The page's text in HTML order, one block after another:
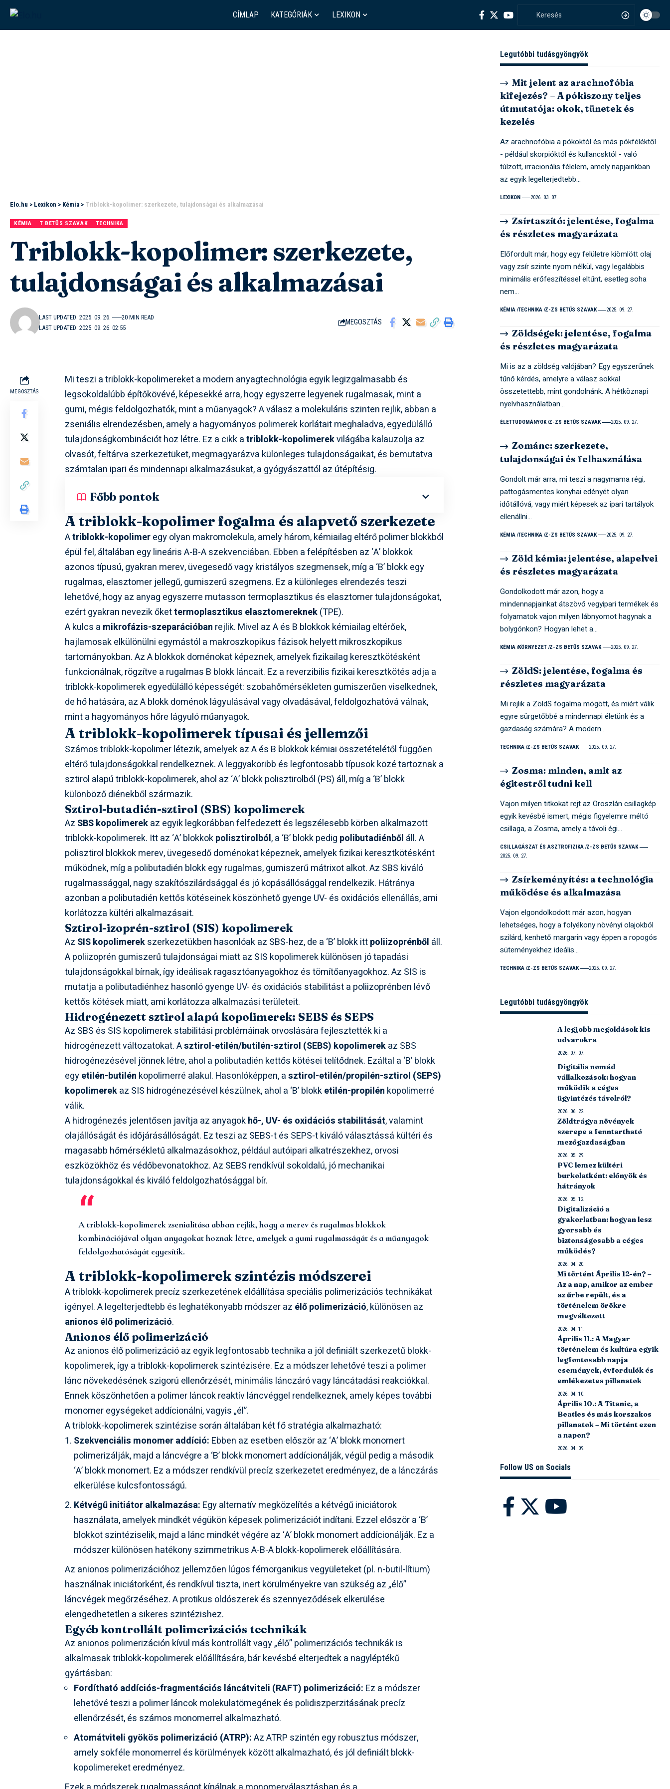
CÍMLAP KATEGÓRIÁK LEXIKON
Elo.hu > Lexikon > Kémia > Triblokk-kopolimer: szerkezete, tulajdonságai és alkalmazásai
KÉMIA T BETŰS SZAVAK TECHNIKA
Triblokk-kopolimer: szerkezete,
tulajdonságai és alkalmazásai
LAST UPDATED: 2025. 09. 26. 02:55
LAST UPDATED: 2025. 09. 26. 20 MIN READ
MEGOSZTÁS
MEGOSZTÁS
Mi teszi a triblokk-kopolimereket a modern anyagtechnológia egyik legizgalmasabb és
legsokoldalúbb építőkövévé, képesekké arra, hogy egyszerre legyenek rugalmasak, mint a
gumi, mégis feldolgozhatók, mint a műanyagok? A válasz a molekuláris szinten rejlik, abban a
zseniális elrendezésben, amely a hagyományos polimerek korlátait meghaladva, egyedülálló
tulajdonságkombinációt hoz létre. Ez a cikk atriblokk-kopolimerekvilágába kalauzolja az
olvasót, feltárva szerkezetüket, megmagyarázva különleges tulajdonságaikat, és bemutatva
számtalan ipari és mindennapi alkalmazásukat, a gyógyászattól az útépítésig.
Főbb pontok
A triblokk-kopolimer fogalma és alapvető szerkezete
Atriblokk-kopolimeregy olyan makromolekula, amely három, kémiailag eltérő polimer blokkból
épül fel, általában egy lineáris A-B-A szekvenciában. Ebben a felépítésben az ‘A’ blokkok
azonos típusú, gyakran merev, üvegesedő vagy kristályos szegmensek, míg a ‘B’ blokk egy
rugalmas, elasztomer jellegű, gumiszerű szegmens. Ez a különleges elrendezés teszi
lehetővé, hogy az anyag egyszerre mutasson termoplasztikus és elasztomer tulajdonságokat,
ezért gyakran nevezik őkettermoplasztikus elasztomereknek(TPE).
A kulcs a mikrofázis-szeparációban rejlik. Mivel az A és B blokkok kémiailag eltérőek,
hajlamosak elkülönülni egymástól a makroszkopikus fázisok helyett mikroszkopikus
tartományokban. Az A blokkok doménokat képeznek, amelyek fizikailag keresztkötésként
funkcionálnak, rögzítve a rugalmas B blokk láncait. Ez a reverzibilis fizikai keresztkötés adja a
triblokk-kopolimerek egyedülálló képességét: szobahőmérsékleten gumiszerűen viselkednek,
de hő hatására, az A blokk doménok lágyulásával vagy olvadásával, feldolgozhatóvá válnak,
mint a hagyományos hőre lágyuló műanyagok.
A triblokk-kopolimerek típusai és jellemzői
Számos triblokk-kopolimer létezik, amelyek az A és B blokkok kémiai összetételétől függően
eltérő tulajdonságokkal rendelkeznek. A leggyakoribb és legfontosabb típusok közé tartoznak a
sztirol alapú triblokk-kopolimerek, ahol az ‘A’ blokk polisztirolból (PS) áll, míg a ‘B’ blokk
különböző diénekből származik.
Sztirol-butadién-sztirol (SBS) kopolimerek
Az SBS kopolimerekaz egyik legkorábban felfedezett és legszélesebb körben alkalmazott
triblokk-kopolimerek. Itt az ‘A’ blokkokpolisztirolból, a ‘B’ blokk pedig polibutadiénből áll. A
polisztirol blokkok merev, üvegesedő doménokat képeznek, amelyek fizikai keresztkötésként
működnek, míg a polibutadién blokk egy rugalmas, gumiszerű mátrixot alkot. Az SBS kiváló
rugalmassággal, nagy szakítószilárdsággal és jó kopásállósággal rendelkezik. Hátránya
azonban a polibutadién kettős kötéseinek köszönhető gyenge UV- és oxidációs ellenállás, ami
korlátozza kültéri alkalmazásait.
Sztirol-izoprén-sztirol (SIS) kopolimerek
Az SIS kopolimerekszerkezetükben hasonlóak az SBS-hez, de a ‘B’ blokk ittpoliizoprénből áll.
A poliizoprén gumiszerű tulajdonságai miatt az SIS kopolimerek különösen jó tapadási
tulajdonságokkal bírnak, így ideálisak ragasztóanyagokhoz és tömítőanyagokhoz. Az SIS is
mutatja a polibutadiénhez hasonló gyenge UV- és oxidációs stabilitást a poliizoprénben lévő
kettős kötések miatt, ami korlátozza alkalmazási területeit.
Hidrogénezett sztirol alapú kopolimerek: SEBS és SEPS
Az SBS és SIS kopolimerek stabilitási problémáinak orvoslására fejlesztették ki a
hidrogénezett változatokat. Asztirol-etilén/butilén-sztirol (SEBS) kopolimerekaz SBS
hidrogénezésével jönnek létre, ahol a polibutadién kettős kötései telítődnek. Ezáltal a ‘B’ blokk
egyetilén-butilén kopolimerré alakul. Hasonlóképpen, asztirol-etilén/propilén-sztirol (SEPS)
kopolimerekaz SIS hidrogénezésével készülnek, ahol a ‘B’ blokketilén-propilén kopolimerré
válik.
A hidrogénezés jelentősen javítja az anyagokhő-, UV- és oxidációs stabilitását, valamint
olajállóságát és időjárásállóságát. Ez teszi az SEBS-t és SEPS-t kiváló választássá kültéri és
magasabb hőmérsékletű alkalmazásokhoz, például autóipari alkatrészekhez, orvosi
eszközökhöz és védőbevonatokhoz. Az SEBS rendkívül sokoldalú, jó mechanikai
tulajdonságokkal és kiváló feldolgozhatósággal bír.
A triblokk-kopolimerek zsenialitása abban rejlik, hogy a merev és rugalmas blokkok
kombinációjával olyan anyagokat hoznak létre, amelyek a gumi rugalmasságát és a műanyagok
feldolgozhatóságát egyesítik.
A triblokk-kopolimerek szintézis módszerei
A triblokk-kopolimerek precíz szerkezetének előállítása speciális polimerizációs technikákat
igényel. A legelterjedtebb és leghatékonyabb módszer az élő polimerizáció, különösen az
anionos élő polimerizáció.
Anionos élő polimerizáció
Az anionos élő polimerizáció az egyik legfontosabb technika a jól definiált szerkezetű blokk-
kopolimerek, így a triblokk-kopolimerek szintézisére. Ez a módszer lehetővé teszi a polimer
lánc növekedésének szigorú ellenőrzését, minimális lánczáró vagy láncátadási reakciókkal.
Ennek köszönhetően a polimer láncok reaktív láncvéggel rendelkeznek, amely képes további
monomer egységeket addícionálni, vagyis „él”.
A triblokk-kopolimerek szintézise során általában két fő stratégia alkalmazható:
Szekvenciális monomer addíció: Ebben az esetben először az ‘A’ blokk monomert
polimerizálják, majd a láncvégre a ‘B’ blokk monomert addícionálják, végül pedig a második
‘A’ blokk monomert. Ez a módszer rendkívül precíz szerkezetet eredményez, de a lánczárás
elkerülése kulcsfontosságú.
Kétvégű initiátor alkalmazása: Egy alternatív megközelítés a kétvégű iniciátorok
használata, amelyek mindkét végükön képesek polimerizációt indítani. Ezzel először a ‘B’
blokkot szintéziselik, majd a lánc mindkét végére az ‘A’ blokk monomert addícionálják. Ez a
módszer különösen hatékony szimmetrikus A-B-A blokk-kopolimerek előállítására.
Az anionos polimerizációhoz jellemzően lúgos fémorganikus vegyületeket (pl. n-butil-lítium)
használnak iniciátorként, és rendkívül tiszta, inert körülményekre van szükség az „élő”
láncvégek megőrzéséhez. A protikus oldószerek és szennyeződések elkerülése
elengedhetetlen a sikeres szintézishez.
Egyéb kontrollált polimerizációs technikák
Az anionos polimerizáción kívül más kontrollált vagy „élő” polimerizációs technikák is
alkalmasak triblokk-kopolimerek előállítására, bár kevésbé elterjedtek a nagyléptékű
gyártásban:
Fordítható addíciós-fragmentációs láncátviteli (RAFT) polimerizáció: Ez a módszer
lehetővé teszi a polimer láncok molekulatömegének és polidiszperzitásának precíz
ellenőrzését, és számos monomerrel alkalmazható.
Atomátviteli gyökös polimerizáció (ATRP):Az ATRP szintén egy robusztus módszer,
amely sokféle monomerrel és körülmények között alkalmazható, és jól definiált blokk-
kopolimereket eredményez.
Legutóbbi tudásgyöngyök
Mit jelent az arachnofóbia
kifejezés? – A pókiszony teljes
útmutatója: okok, tünetek és
kezelés
Az arachnofóbia a pókoktól és más pókféléktől
- például skorpióktól és kullancsktól - való
túlzott, irracionális félelem, amely napjainkban
az egyik legelterjedtebb…
LEXIKON 2026. 03. 07.
Zsírtaszító: jelentése, fogalma
és részletes magyarázata
Előfordult már, hogy egy felületre kiömlött olaj
vagy zsír szinte nyom nélkül, vagy legalábbis
minimális erőfeszítéssel eltűnt, esetleg soha
nem…
KÉMIA TECHNIKA Z-ZS BETŰS SZAVAK 2025. 09. 27.
Zöldségek: jelentése, fogalma
és részletes magyarázata
Mi is az a zöldség valójában? Egy egyszerűnek
tűnő kérdés, amelyre a válasz sokkal
összetettebb, mint gondolnánk. A hétköznapi
nyelvhasználatban…
ÉLETTUDOMÁNYOK Z-ZS BETŰS SZAVAK 2025. 09. 27.
Zománc: szerkezete,
tulajdonságai és felhasználása
Gondolt már arra, mi teszi a nagymama régi,
pattogásmentes konyhai edényét olyan
időtállóvá, vagy miért képesek az ipari tartályok
ellenállni…
KÉMIA TECHNIKA Z-ZS BETŰS SZAVAK 2025. 09. 27.
Zöld kémia: jelentése, alapelvei
és részletes magyarázata
Gondolkodott már azon, hogy a
mindennapjainkat átszövő vegyipari termékek és
folyamatok vajon milyen lábnyomot hagynak a
bolygónkon? Hogyan lehet a…
KÉMIA KÖRNYEZET Z-ZS BETŰS SZAVAK 2025. 09. 27.
ZöldS: jelentése, fogalma és
részletes magyarázata
Mi rejlik a ZöldS fogalma mögött, és miért válik
egyre sürgetőbbé a mindennapi életünk és a
gazdaság számára? A modern…
TECHNIKA Z-ZS BETŰS SZAVAK 2025. 09. 27.
Zosma: minden, amit az
égitestről tudni kell
Vajon milyen titkokat rejt az Oroszlán csillagkép
egyik kevésbé ismert, mégis figyelemre méltó
csillaga, a Zosma, amely a távoli égi…
CSILLAGÁSZAT ÉS ASZTROFIZIKA Z-ZS BETŰS SZAVAK
2025. 09. 27.
Zsírkeményítés: a technológia
működése és alkalmazása
Vajon elgondolkodott már azon, hogyan
lehetséges, hogy a folyékony növényi olajokból
szilárd, kenhető margarin vagy éppen a ropogós
süteményekhez ideális…
TECHNIKA Z-ZS BETŰS SZAVAK 2025. 09. 27.
Legutóbbi tudásgyöngyök
A legjobb megoldások kis
udvarokra
2026. 07. 07.
Digitális nomád
vállalkozások: hogyan
működik a céges
ügyintézés távolról?
2026. 06. 22.
Zöldtrágya növények
szerepe a fenntartható
mezőgazdaságban
2026. 05. 29.
PVC lemez kültéri
burkolatként: előnyök és
hátrányok
2026. 05. 12.
Digitalizáció a
gyakorlatban: hogyan lesz
gyorsabb és
biztonságosabb a céges
működés?
2026. 04. 20.
Mi történt Április 12-én? –
Az a nap, amikor az ember
az űrbe repült, és a
történelem örökre
megváltozott
2026. 04. 11.
Április 11.: A Magyar
történelem és kultúra egyik
legfontosabb napja
események, évfordulók és
emlékezetes pillanatok
2026. 04. 10.
Április 10.: A Titanic, a
Beatles és más korszakos
pillanatok – Mi történt ezen
a napon?
2026. 04. 09.
Follow US on Socials